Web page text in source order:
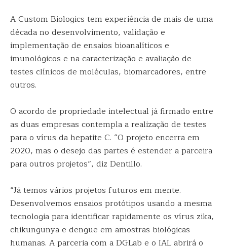
A Custom Biologics tem experiência de mais de uma
década no desenvolvimento, validação e
implementação de ensaios bioanalíticos e
imunológicos e na caracterização e avaliação de
testes clínicos de moléculas, biomarcadores, entre
outros.
O acordo de propriedade intelectual já firmado entre
as duas empresas contempla a realização de testes
para o vírus da hepatite C. “O projeto encerra em
2020, mas o desejo das partes é estender a parceira
para outros projetos”, diz Dentillo.
“Já temos vários projetos futuros em mente.
Desenvolvemos ensaios protótipos usando a mesma
tecnologia para identificar rapidamente os vírus zika,
chikungunya e dengue em amostras biológicas
humanas. A parceria com a DGLab e o IAL abrirá o